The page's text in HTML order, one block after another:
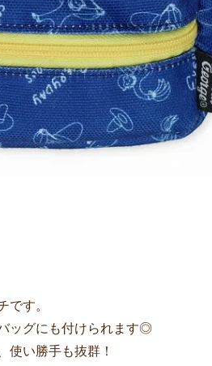
です。
ッグにも付けられます◎
使い勝手も抜群！